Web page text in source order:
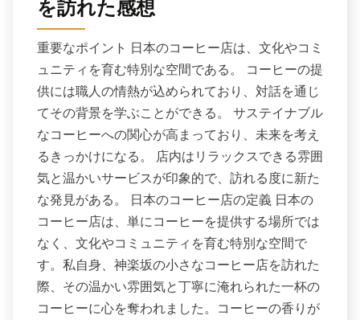
を訪れた感想
重要なポイント 日本のコーヒー店は、文化やコミ
ュニティを育む特別な空間である。 コーヒーの提
供には職人の情熱が込められており、対話を通じ
てその背景を学ぶことができる。 サステイナブル
なコーヒーへの関心が高まっており、未来を考え
るきっかけになる。 店内はリラックスできる雰囲
気と温かいサービスが印象的で、訪れる度に新た
な発見がある。 日本のコーヒー店の定義 日本の
コーヒー店は、単にコーヒーを提供する場所では
なく、文化やコミュニティを育む特別な空間で
す。私自身、神楽坂の小さなコーヒー店を訪れた
際、その温かい雰囲気と丁寧に淹れられた一杯の
コーヒーに心を奪われました。コーヒーの香りが